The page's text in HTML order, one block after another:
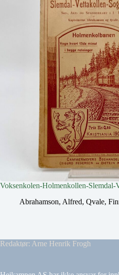
Voksenkolen-Holmenkollen-Slemdal-
Abrahamson, Alfred, Qvale,
Redaktør: Arne Henrik Frogh